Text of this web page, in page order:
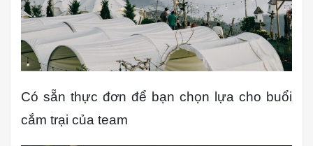
Có sẵn thực đơn để bạn chọn lựa cho buổi
cắm trại của team